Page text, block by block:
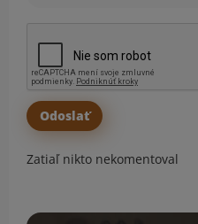
Zatiaľ nikto nekomentoval